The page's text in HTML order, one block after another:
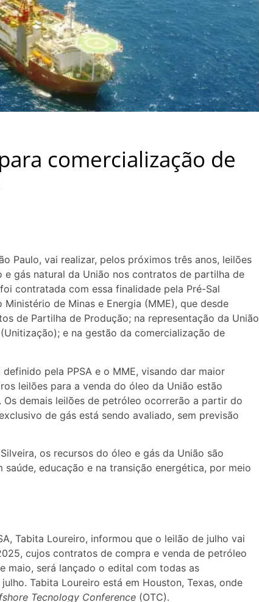
comercialização de
Paulo, vai realizar, pelos próximos três anos, leilões
gás natural da União nos contratos de partilha de
contratada com essa finalidade pela Pré-Sal
de Minas e Energia (MME), que desde
de Partilha de Produção; na representação da União
e na gestão da comercialização de
pela PPSA e o MME, visando dar maior
leilões para a venda do óleo da União estão
demais leilões de petróleo ocorrerão a partir do
de gás está sendo avaliado, sem previsão
os recursos do óleo e gás da União são
educação e na transição energética, por meio
Tabita Loureiro, informou que o leilão de julho vai
cujos contratos de compra e venda de petróleo
maio, será lançado o edital com todas as
Tabita Loureiro está em Houston, Texas, onde
Tecnology Conference (OTC).